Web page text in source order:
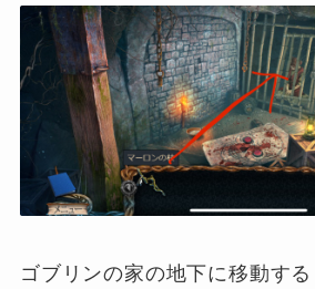
ゴブリンの家の地下に移動する